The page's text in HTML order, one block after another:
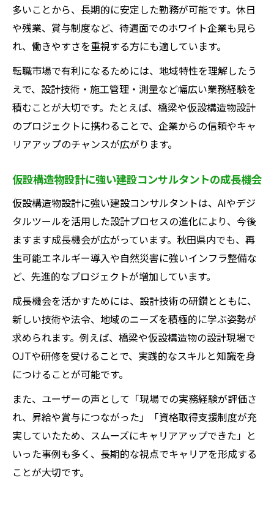
多いことから、長期的に安定した勤務が可能です。休日
や残業、賞与制度など、待遇面でのホワイト企業も見ら
れ、働きやすさを重視する方にも適しています。
転職市場で有利になるためには、地域特性を理解したう
えで、設計技術・施工管理・測量など幅広い業務経験を
積むことが大切です。たとえば、橋梁や仮設構造物設計
のプロジェクトに携わることで、企業からの信頼やキャ
リアアップのチャンスが広がります。
仮設構造物設計に強い建設コンサルタントの成長機会
仮設構造物設計に強い建設コンサルタントは、AIやデジ
タルツールを活用した設計プロセスの進化により、今後
ますます成長機会が広がっています。秋田県内でも、再
生可能エネルギー導入や自然災害に強いインフラ整備な
ど、先進的なプロジェクトが増加しています。
成長機会を活かすためには、設計技術の研鑽とともに、
新しい技術や法令、地域のニーズを積極的に学ぶ姿勢が
求められます。例えば、橋梁や仮設構造物の設計現場で
OJTや研修を受けることで、実践的なスキルと知識を身
につけることが可能です。
また、ユーザーの声として「現場での実務経験が評価さ
れ、昇給や賞与につながった」「資格取得支援制度が充
実していたため、スムーズにキャリアアップできた」と
いった事例も多く、長期的な視点でキャリアを形成する
ことが大切です。